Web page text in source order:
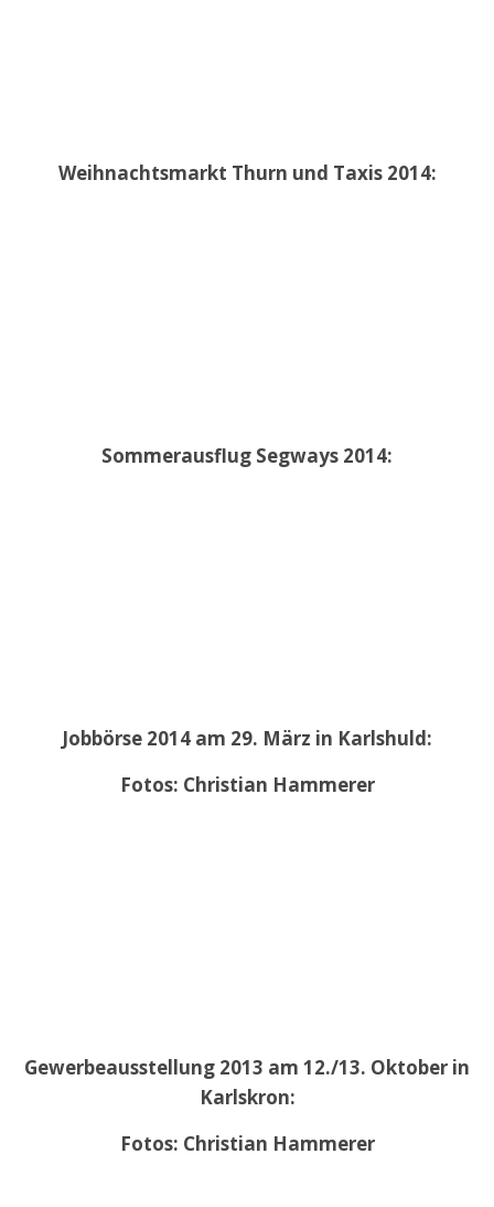
Weihnachtsmarkt Thurn und Taxis 2014:
Sommerausflug Segways 2014:
Jobbörse 2014 am 29. März in Karlshuld:
Fotos: Christian Hammerer
Gewerbeausstellung 2013 am 12./13. Oktober in
Karlskron:
Fotos: Christian Hammerer